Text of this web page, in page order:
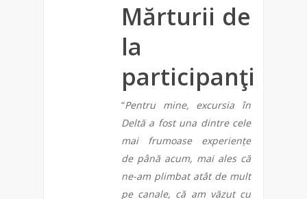
Mărturii de
la
participanţi
“Pentru mine, excursia în
Deltă a fost una dintre cele
mai frumoase experiențe
de până acum, mai ales că
ne-am plimbat atât de mult
pe canale, că am văzut cu